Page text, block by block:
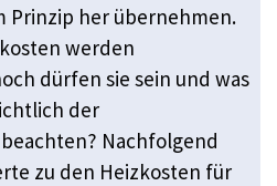
Prinzip her übernehmen.
werden
dürfen sie sein und was
der
Nachfolgend
zu den Heizkosten für